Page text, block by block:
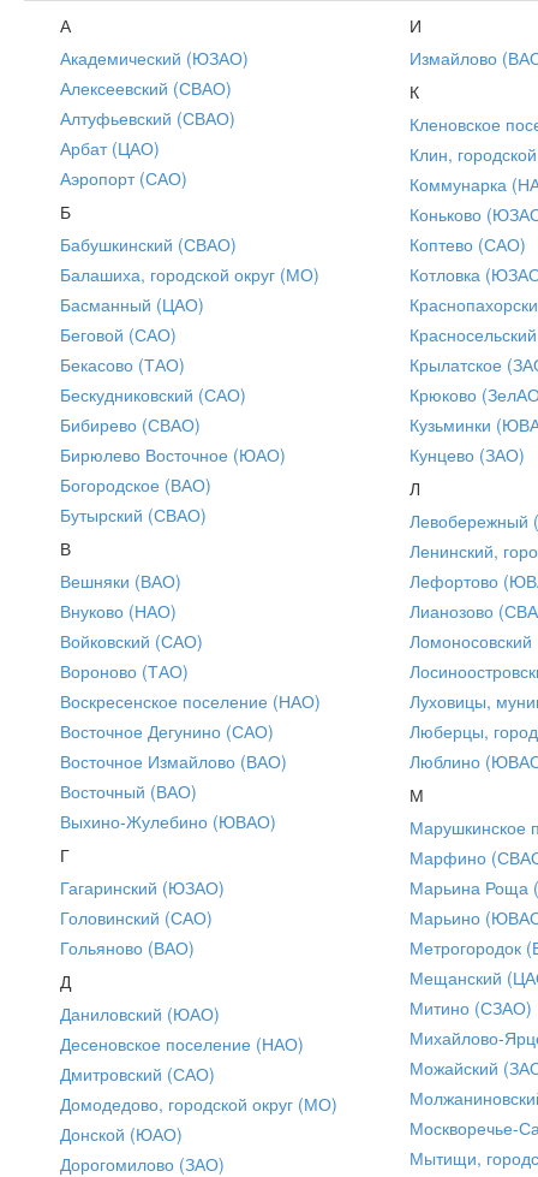
А
Академический (ЮЗАО)
Алексеевский (СВАО)
Алтуфьевский (СВАО)
Арбат (ЦАО)
Аэропорт (САО)
Б
Бабушкинский (СВАО)
Балашиха, городской округ (МО)
Басманный (ЦАО)
Беговой (САО)
Бекасово (ТАО)
Бескудниковский (САО)
Бибирево (СВАО)
Бирюлево Восточное (ЮАО)
Богородское (ВАО)
Бутырский (СВАО)
В
Вешняки (ВАО)
Внуково (НАО)
Войковский (САО)
Вороново (ТАО)
Воскресенское поселение (НАО)
Восточное Дегунино (САО)
Восточное Измайлово (ВАО)
Восточный (ВАО)
Выхино-Жулебино (ЮВАО)
Г
Гагаринский (ЮЗАО)
Головинский (САО)
Гольяново (ВАО)
Д
Даниловский (ЮАО)
Десеновское поселение (НАО)
Дмитровский (САО)
Домодедово, городской округ (МО)
Донской (ЮАО)
Дорогомилово (ЗАО)
И
Измайлово
К
Кленовское
Клин,
Коммунарка
Коньково
Коптево (САО)
Котловка
Крылатское
Крюково
Кузьминки
Кунцево (ЗАО)
Л
Ленинский,
Лефортово
Лианозово
Луховицы,
Люберцы,
Люблино
М
Марушкинское
Марфино
Марьина Роща
Марьино
Метрогородок
Мещанский
Митино (СЗАО)
Михайлово-
Можайский
Москворечье-
Мытищи,